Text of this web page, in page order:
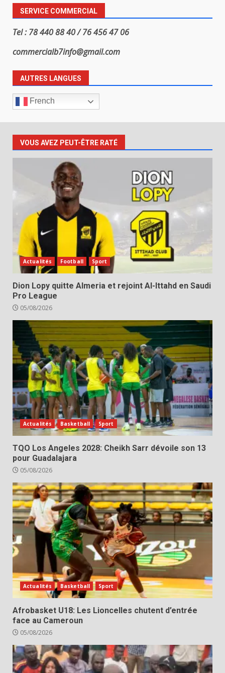
SERVICE COMMERCIAL
Tel : 78 440 88 40 / 76 456 47 06
commercialb7info@gmail.com
AUTRES LANGUES
French
VOUS AVEZ PEUT-ÊTRE RATÉ
Actualités Football Sport
Dion Lopy quitte Almeria et rejoint Al-Ittahd en Saudi
Pro League
05/08/2026
Actualités Basketball Sport
TQO Los Angeles 2028: Cheikh Sarr dévoile son 13
pour Guadalajara
05/08/2026
Actualités Basketball Sport
Afrobasket U18: Les Lioncelles chutent d’entrée
face au Cameroun
05/08/2026